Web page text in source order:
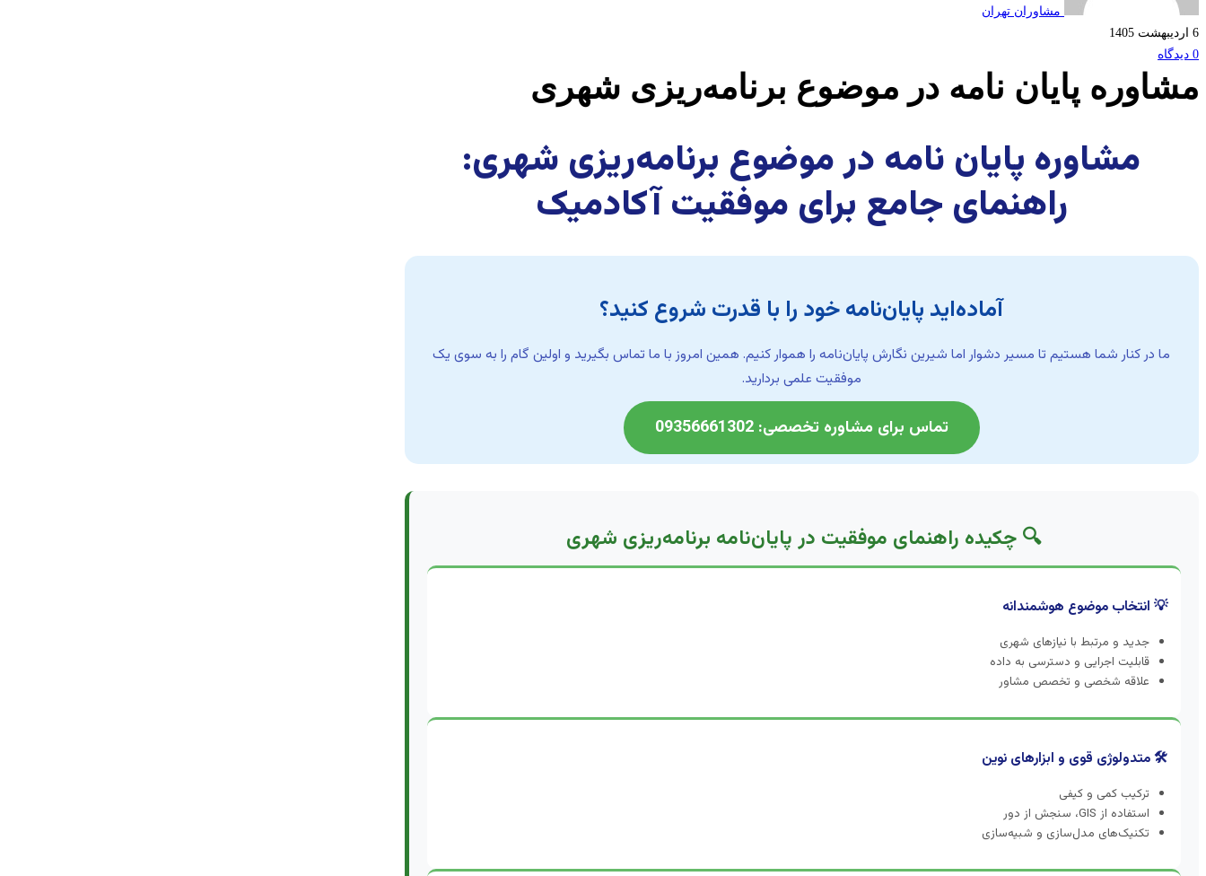
موضوع
برنامه‌ریزی
شهری
مشاوران تهران
6 اردیبهشت 1405
0 دیدگاه
مشاوره پایان نامه در موضوع برنامه‌ریزی شهری
مشاوره پایان نامه در موضوع برنامه‌ریزی شهری:
راهنمای جامع برای موفقیت آکادمیک
آماده‌اید پایان‌نامه خود را با قدرت شروع کنید؟
ما در کنار شما هستیم تا مسیر دشوار اما شیرین نگارش پایان‌نامه را هموار کنیم. همین امروز با ما تماس بگیرید و اولین گام را به سوی یک
موفقیت علمی بردارید.
تماس برای مشاوره تخصصی: 09356661302
🔍 چکیده راهنمای موفقیت در پایان‌نامه برنامه‌ریزی شهری
💡 انتخاب موضوع هوشمندانه
جدید و مرتبط با نیازهای شهری
قابلیت اجرایی و دسترسی به داده
علاقه شخصی و تخصص مشاور
🛠️ متدولوژی قوی و ابزارهای نوین
ترکیب کمی و کیفی
استفاده از GIS، سنجش از دور
تکنیک‌های مدل‌سازی و شبیه‌سازی